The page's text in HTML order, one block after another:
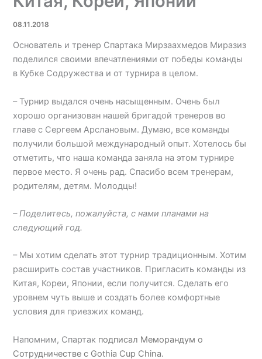
08.11.2018
Основатель и тренер Спартака Мирзаахмедов Миразиз
поделился своими впечатлениями от победы команды
в Кубке Содружества и от турнира в целом.
– Турнир выдался очень насыщенным. Очень был
хорошо организован нашей бригадой тренеров во
главе с Сергеем Арслановым. Думаю, все команды
получили большой международный опыт. Хотелось бы
отметить, что наша команда заняла на этом турнире
первое место. Я очень рад. Спасибо всем тренерам,
родителям, детям. Молодцы!
– Поделитесь, пожалуйста, с нами планами на
следующий год.
– Мы хотим сделать этот турнир традиционным. Хотим
расширить состав участников. Пригласить команды из
Китая, Кореи, Японии, если получится. Сделать его
уровнем чуть выше и создать более комфортные
условия для приезжих команд.
Напомним, Спартак подписал Меморандум о
Сотрудничестве с Gothia Cup China.